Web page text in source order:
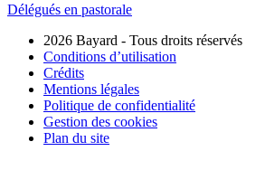
Délégués en pastorale
2026 Bayard - Tous droits réservés
Conditions d’utilisation
Crédits
Mentions légales
Politique de confidentialité
Gestion des cookies
Plan du site